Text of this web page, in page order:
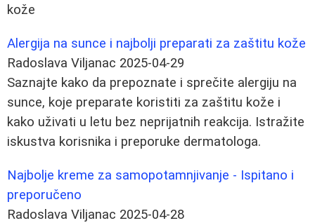
kože
Alergija na sunce i najbolji preparati za zaštitu kože
Radoslava Viljanac 2025-04-29
Saznajte kako da prepoznate i sprečite alergiju na
sunce, koje preparate koristiti za zaštitu kože i
kako uživati u letu bez neprijatnih reakcija. Istražite
iskustva korisnika i preporuke dermatologa.
Najbolje kreme za samopotamnjivanje - Ispitano i
preporučeno
Radoslava Viljanac 2025-04-28